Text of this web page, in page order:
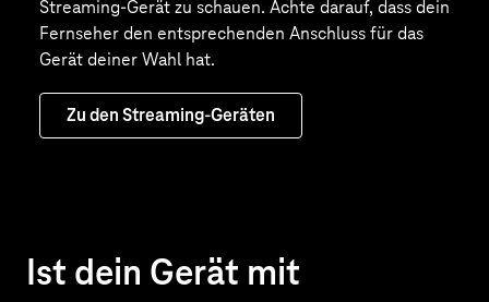
Streaming-Gerät zu schauen. Achte darauf, dass dein
Fernseher den entsprechenden Anschluss für das
Gerät deiner Wahl hat.
Zu den Streaming-Geräten
Ist dein Gerät mit